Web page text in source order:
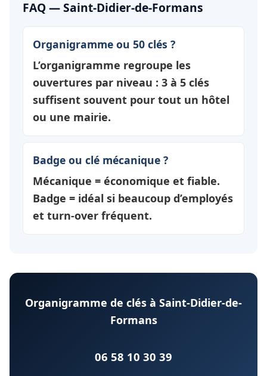
FAQ — Saint-Didier-de-Formans
Organigramme ou 50 clés ?
L’organigramme regroupe les
ouvertures par niveau : 3 à 5 clés
suffisent souvent pour tout un hôtel
ou une mairie.
Badge ou clé mécanique ?
Mécanique = économique et fiable.
Badge = idéal si beaucoup d’employés
et turn-over fréquent.
Organigramme de clés à Saint-Didier-de-
Formans
06 58 10 30 39